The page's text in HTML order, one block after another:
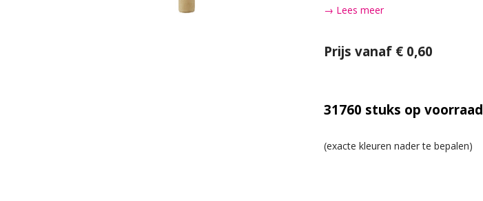
→ Lees meer
Prijs vanaf € 0,60
31760 stuks op voorraad